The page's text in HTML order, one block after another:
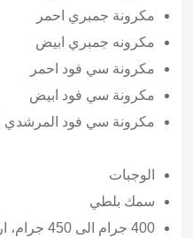
مكرونة جمبري احمر
مكرونه جمبري ابيض
مكرونة سي فود احمر
مكرونة سي فود ابيض
مكرونة سي فود المرشدي
الوجبات
سمك بلطي
400 جرام